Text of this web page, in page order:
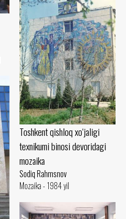
Toshkent qishloq xo‘jaligi
texnikumi binosi devoridagi
mozaika
Sodiq Rahmsnov
Mozaika - 1984 yil